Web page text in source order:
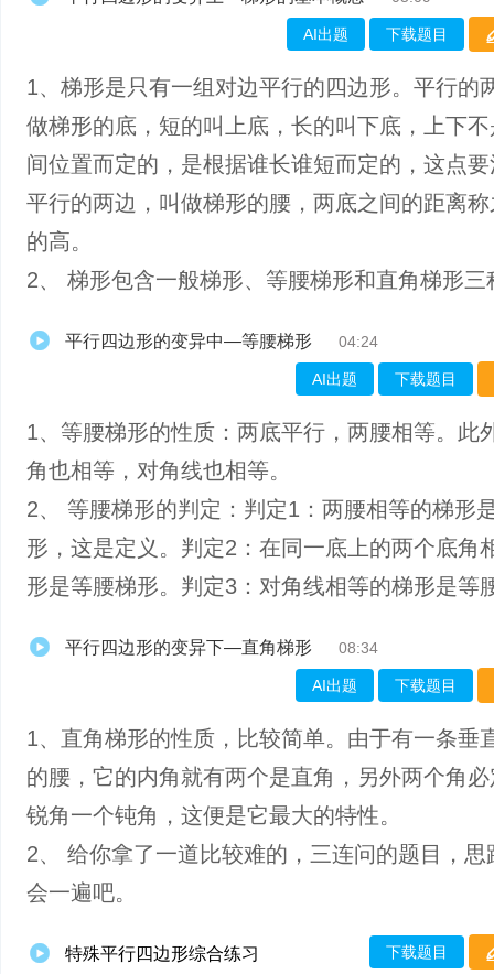
AI出题 下载题目
1、​梯形是只有一组对边平行的四边形。平行的
做梯形的底，短的叫上底，长的叫下底，上下
间位置而定的，是根据谁长谁短而定的，这点
平行的两边，叫做梯形的腰，两底之间的距离
的高。
2、 梯形包含一般梯形、等腰梯形和直角梯形三
平行四边形的变异中—等腰梯形 04:24
AI出题 下载题目
1、等腰梯形的性质：两底平行，两腰相等。此
角也相等，对角线也相等。
2、 等腰梯形的判定：判定1：两腰相等的梯形
形，这是定义。判定2：在同一底上的两个底角
形是等腰梯形。判定3：对角线相等的梯形是等
平行四边形的变异下—直角梯形 08:34
AI出题 下载题目
1、直角梯形的性质，比较简单。由于有一条垂
的腰，它的内角就有两个是直角，另外两个角
锐角一个钝角，这便是它最大的特性。
2、 给你拿了一道比较难的，三连问的题目，思
会一遍吧。
特殊平行四边形综合练习 下载题目